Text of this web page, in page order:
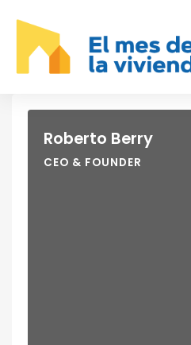
Roberto Berry
CEO & FOUNDER